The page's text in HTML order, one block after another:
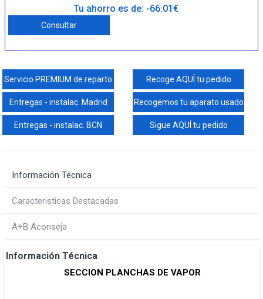
Tu ahorro es de: -66.01€
Consultar
Servicio PREMIUM de reparto Recoge AQUÍ tu pedido
Entregas - instalac. Madrid Recogemos tu aparato usado
Entregas - instalac. BCN Sigue AQUÍ tu pedido
Información Técnica
Caracteristicas Destacadas
A+B Aconseja
Información Técnica
SECCION PLANCHAS DE VAPOR